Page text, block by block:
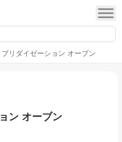
リダイゼーション オーブン
ン オーブン